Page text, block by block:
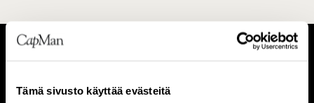
Tämä sivusto käyttää evästeitä
i
h